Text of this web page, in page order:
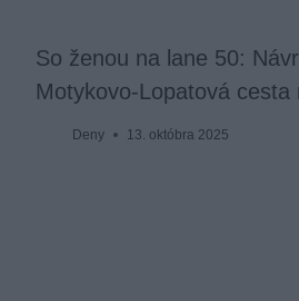
So ženou na lane 50:
Motykovo-Lopatová
Deny 13. októbra 2025